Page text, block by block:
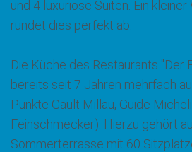
und 4 luxuriöse Suiten. Ein
rundet dies perfekt ab.
Die Küche des Restaurants "Der
bereits seit 7 Jahren mehrfach
Punkte Gault Millau, Guide
Feinschmecker). Hierzu gehört
Sommerterrasse mit 60